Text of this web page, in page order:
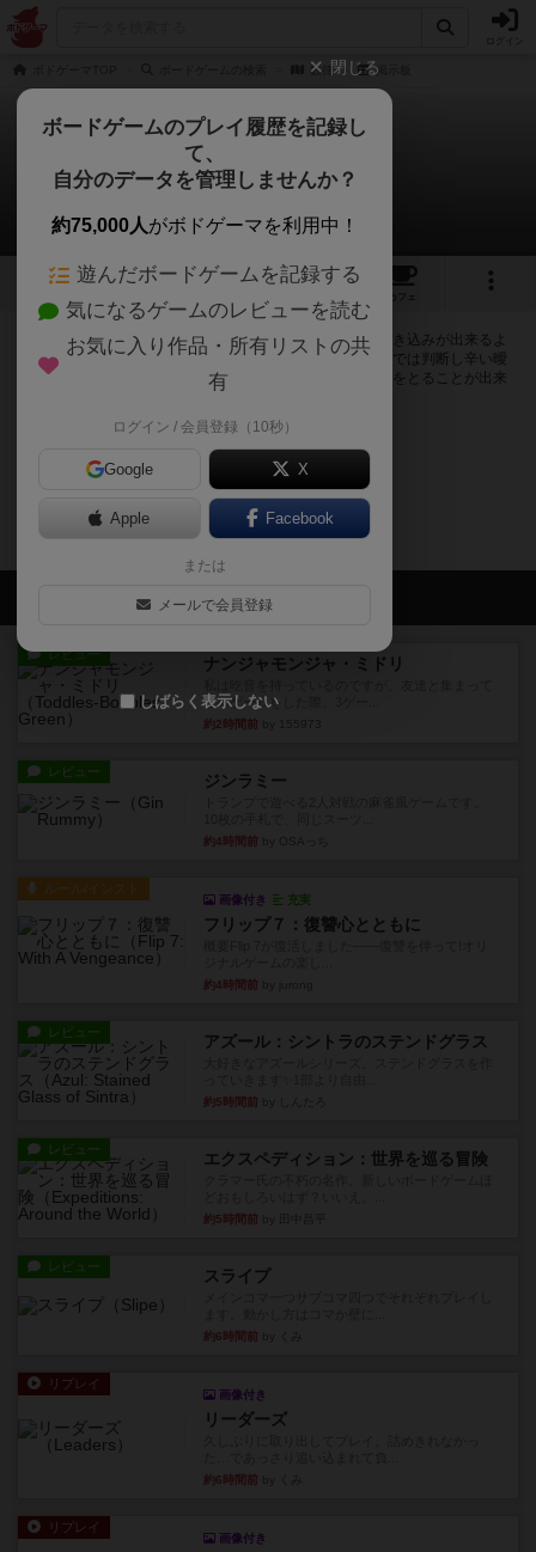
数律 掲示板
数律
0件の掲示板
1 4
カフェ
ログインすると数律に関する掲示板の作成やコメントの書き込みが出来るよ
うになります。ルールの疑問やエラッタ情報、マニュアルでは判断し辛い曖
昧な表記等について会員同士で自由にコミュニケーションをとることが出来
ログイン/無料会員登録
数律のトップに戻る
会員の新しい投稿
レビュー ナンジャモンジャ・ミドリ
このゲームをした際、3ゲー...
約2時間前
レビュー ジンラミー
約4時間前
ルール/インスト
画像付き 充実
フリップ７：復讐心とともに
約4時間前
レビュー アズール：シントラのステンドグラス
約5時間前
レビュー エクスペディション：世界を巡る冒険
約5時間前
レビュー スライプ
約6時間前
リプレイ
画像付き
リーダーズ
約6時間前
リプレイ
画像付き
閉じる
ボードゲームのプレイ履歴を記録し
て、
自分のデータを管理しませんか？
約75,000人がボドゲーマを利用中！
遊んだボードゲームを記録する
気になるゲームのレビューを読む
お気に入り作品・所有リストの共
有
ログイン / 会員登録（10秒）
Google X
Apple Facebook
または
メールで会員登録
しばらく表示しない